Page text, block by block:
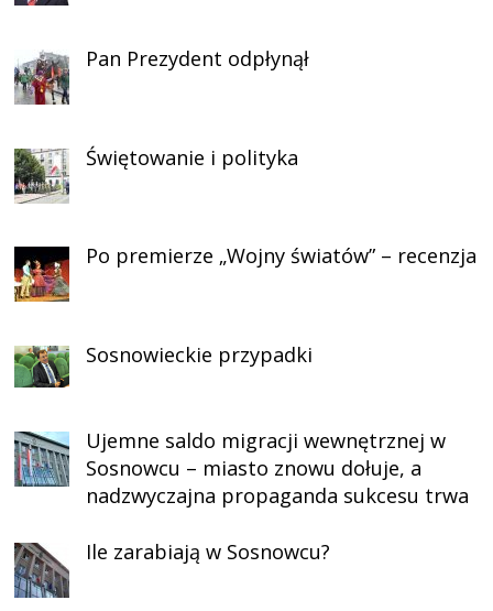
Pan Prezydent odpłynął
Świętowanie i polityka
Po premierze „Wojny światów” – recenzja
Sosnowieckie przypadki
Ujemne saldo migracji wewnętrznej w
Sosnowcu – miasto znowu dołuje, a
nadzwyczajna propaganda sukcesu trwa
Ile zarabiają w Sosnowcu?